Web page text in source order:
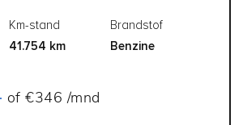
Km-stand
41.754 km
Brandstof
Benzine
of €346 /mnd